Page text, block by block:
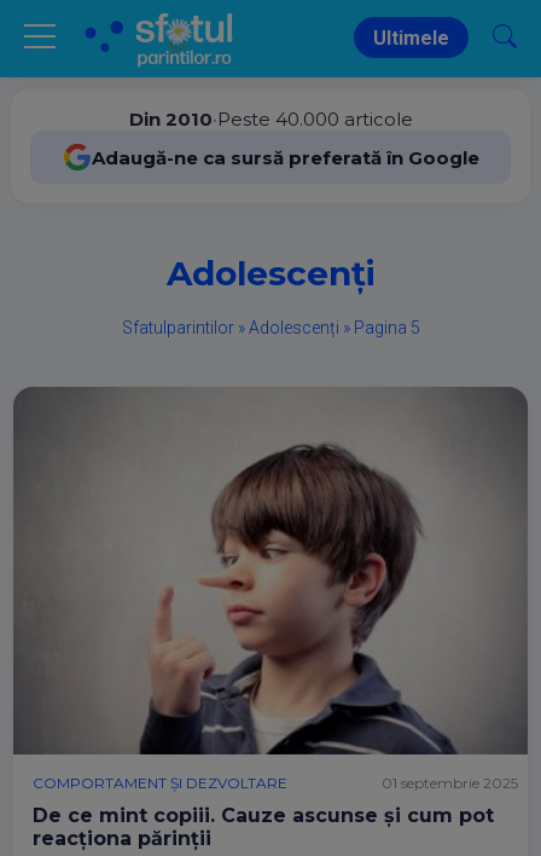
Ultimele
Din 2010•Peste 40.000 articole
Adaugă-ne ca sursă preferată în Google
Adolescenți
Sfatulparintilor»Adolescenți » Pagina 5
COMPORTAMENT ȘI DEZVOLTARE
De ce mint copiii. Cauze ascunse și cum pot
reacționa părinții
01 septembrie 2025